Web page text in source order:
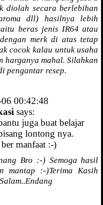
diolah secara berlebihan
dll) hasilnya lebih
beras jenis IR64 atau
merk di atas tetap
cocok kalau untuk usaha
harganya mahal. Silahkan
pengantar resep.
00:42:48
says:
juga buat belajar
lontong nya.
manfaat :-)
Bro :-) Semoga hasil
mantap :-)Terima Kasih